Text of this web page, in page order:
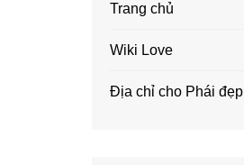
Trang chủ
Wiki Love
Địa chỉ cho Phái đẹp